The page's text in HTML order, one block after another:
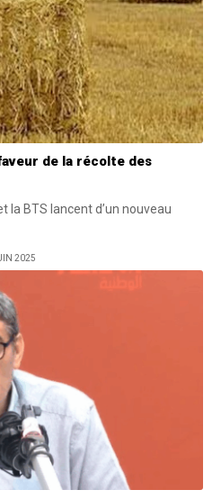
de la récolte des
la BTS lancent d’un nouveau
2025